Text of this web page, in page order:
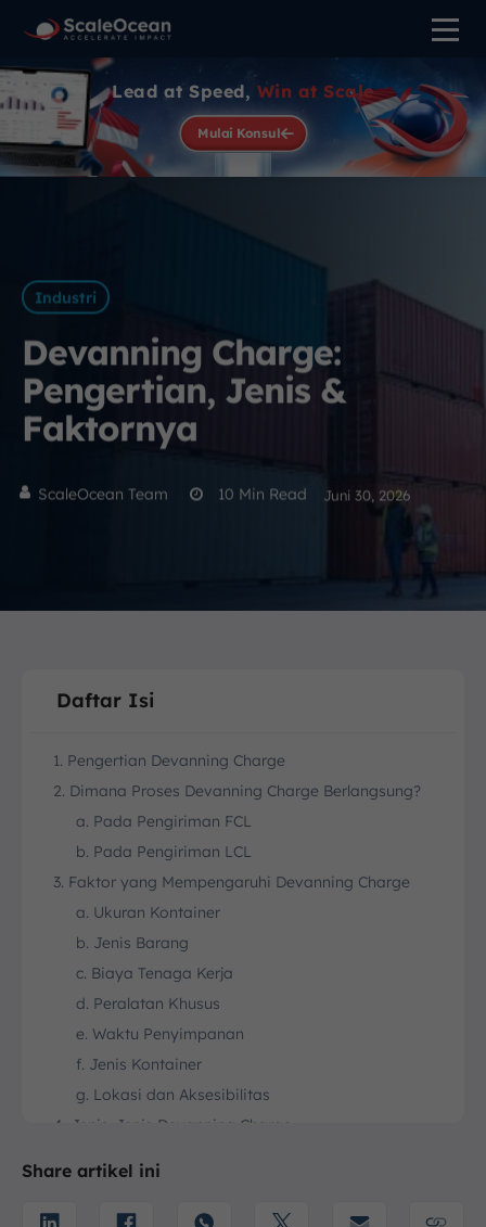
Lead at Speed, Win at Scale
Mulai Konsul
Industri
Devanning Charge:
Pengertian, Jenis &
Faktornya
ScaleOcean Team 10 Min Read Juni 30, 2026
Daftar Isi
1. Pengertian Devanning Charge
2. Dimana Proses Devanning Charge Berlangsung?
a. Pada Pengiriman FCL
b. Pada Pengiriman LCL
3. Faktor yang Mempengaruhi Devanning Charge
a. Ukuran Kontainer
b. Jenis Barang
c. Biaya Tenaga Kerja
d. Peralatan Khusus
e. Waktu Penyimpanan
f. Jenis Kontainer
g. Lokasi dan Aksesibilitas
4. Jenis-Jenis Devanning Charge
5. Proses Devanning Charge
Share artikel ini